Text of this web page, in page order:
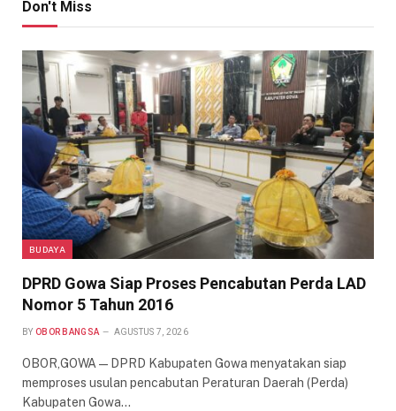
Don't Miss
BUDAYA
DPRD Gowa Siap Proses Pencabutan Perda LAD
Nomor 5 Tahun 2016
BY OBOR BANGSA AGUSTUS 7, 2026
OBOR,GOWA — DPRD Kabupaten Gowa menyatakan siap
memproses usulan pencabutan Peraturan Daerah (Perda)
Kabupaten Gowa…